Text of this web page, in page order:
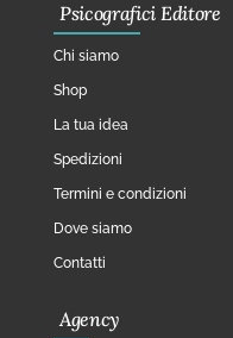
Psicografici Editore
Chi siamo
Shop
La tua idea
Spedizioni
Termini e condizioni
Dove siamo
Contatti
Agency